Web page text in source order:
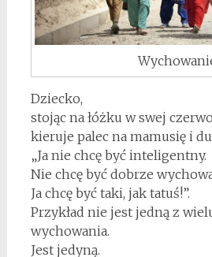
Dziecko,
stojąc na łóżku w swej
kieruje palec na mamusię i
„Ja nie chcę być inteligentny.
Nie chcę być dobrze
Ja chcę być taki, jak tatuś!”.
Przykład nie jest jedną z
wychowania.
Jest jedyną.